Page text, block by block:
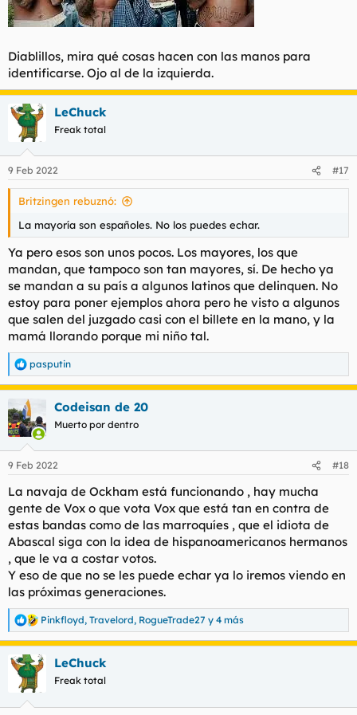
Diablillos, mira qué cosas hacen con las manos para
identificarse. Ojo al de la izquierda.
LeChuck
Freak total
9 Feb 2022 #17
Britzingen rebuznó:
La mayoría son españoles. No los puedes echar.
Ya pero esos son unos pocos. Los mayores, los que
mandan, que tampoco son tan mayores, sí. De hecho ya
se mandan a su país a algunos latinos que delinquen. No
estoy para poner ejemplos ahora pero he visto a algunos
que salen del juzgado casi con el billete en la mano, y la
mamá llorando porque mi niño tal.
R
e
a
c
c
i
e
:
pasputin
Codeisan de 20
Muerto por dentro
9 Feb 2022 #18
La navaja de Ockham está funcionando , hay mucha
gente de Vox o que vota Vox que está tan en contra de
estas bandas como de las marroquíes , que el idiota de
Abascal siga con la idea de hispanoamericanos hermanos
, que le va a costar votos.
Y eso de que no se les puede echar ya lo iremos viendo en
las próximas generaciones.
R
e
a
c
c
Pinkfloyd, Travelord, RogueTrade27 y 4 más
LeChuck
Freak total